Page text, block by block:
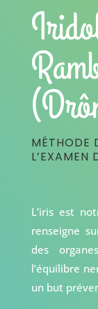
MÉTHODE
L’EXAMEN
L’iris est
renseigne
des
l’équilibre
un but